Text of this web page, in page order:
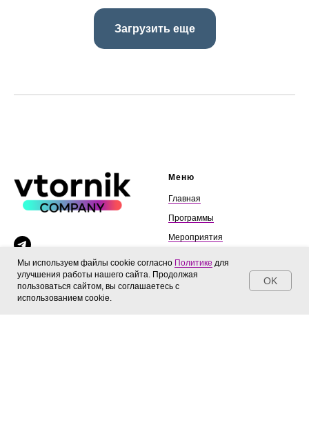
Загрузить еще
© 2025, ИП Пичугин Артем
Олегович
ОГРНИП 318774600472762
Меню
Главная
Программы
Мероприятия
Контакты
Мы используем файлы cookie согласно Политике для
улучшения работы нашего сайта. Продолжая
пользоваться сайтом, вы соглашаетесь с
использованием cookie.
OK